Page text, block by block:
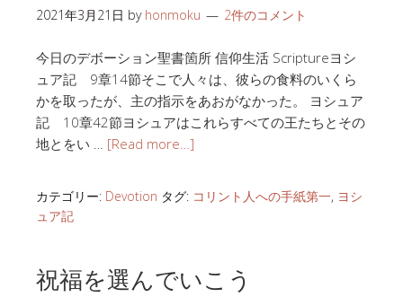
2021年3月21日 by honmoku 2件のコメント
今日のデボーション聖書箇所 信仰生活 Scriptureヨシ
ュア記 9章14節そこで人々は、彼らの食料のいくら
かを取ったが、主の指示をあおがなかった。 ヨシュア
記 10章42節ヨシュアはこれらすべての王たちとその
地とをい … [Read more…]
カテゴリー: Devotion タグ: コリント人への手紙第一, ヨシ
ュア記
祝福を選んでいこう